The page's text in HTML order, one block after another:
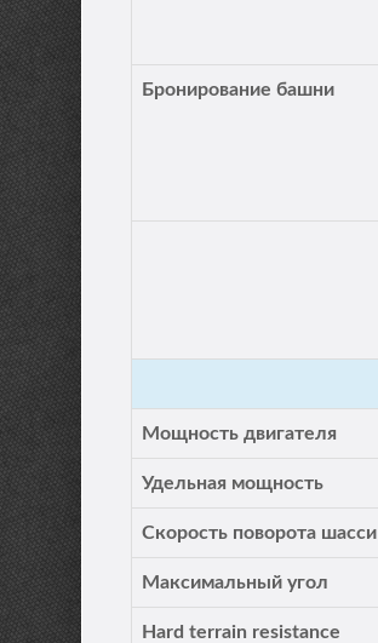
Бронирование башни
Мощность двигателя
Удельная мощность
Скорость поворота шасси
Максимальный угол
Hard terrain resistance